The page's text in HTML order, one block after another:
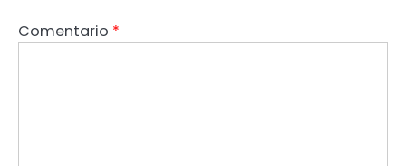
Comentario *